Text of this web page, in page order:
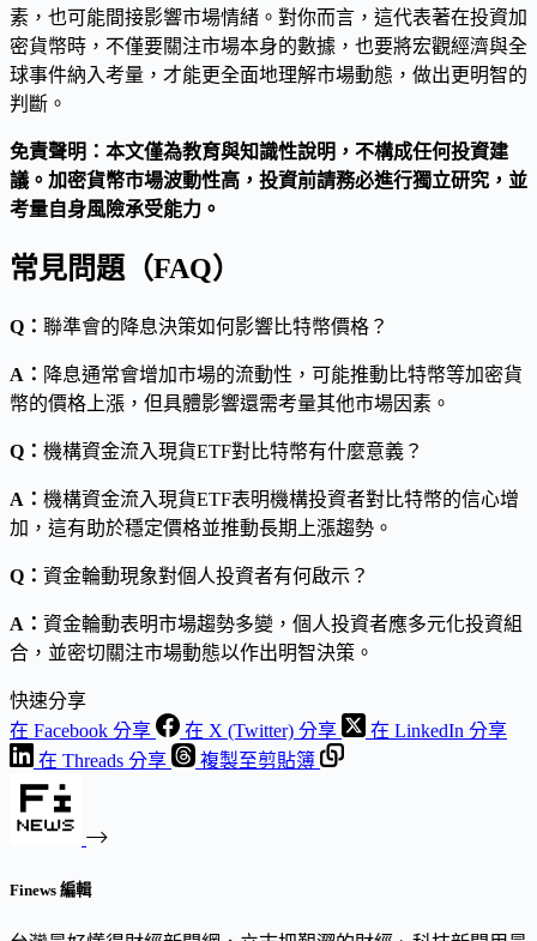
素，也可能間接影響市場情緒。對你而言，這代表著在投資加
密貨幣時，不僅要關注市場本身的數據，也要將宏觀經濟與全
球事件納入考量，才能更全面地理解市場動態，做出更明智的
判斷。
免責聲明：本文僅為教育與知識性說明，不構成任何投資建
議。加密貨幣市場波動性高，投資前請務必進行獨立研究，並
考量自身風險承受能力。
常見問題（FAQ）
Q： 聯準會的降息決策如何影響比特幣價格？
A： 降息通常會增加市場的流動性，可能推動比特幣等加密貨
幣的價格上漲，但具體影響還需考量其他市場因素。
Q： 機構資金流入現貨ETF對比特幣有什麼意義？
A： 機構資金流入現貨ETF表明機構投資者對比特幣的信心增
加，這有助於穩定價格並推動長期上漲趨勢。
Q： 資金輪動現象對個人投資者有何啟示？
A： 資金輪動表明市場趨勢多變，個人投資者應多元化投資組
合，並密切關注市場動態以作出明智決策。
快速分享
在 Facebook 分享
在 X (Twitter) 分享
在 LinkedIn 分享
在 Threads 分享
複製至剪貼簿
Finews 編輯